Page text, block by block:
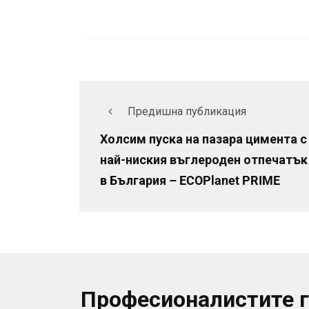
Предишна публикация
Холсим пуска на пазара цимента с
най-ниския въглероден отпечатък
в България – ECOPlanet PRIME
Професионалистите